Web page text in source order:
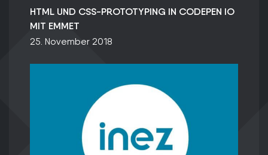
HTML UND CSS-PROTOTYPING IN CODEPEN IO
MIT EMMET
25. November 2018